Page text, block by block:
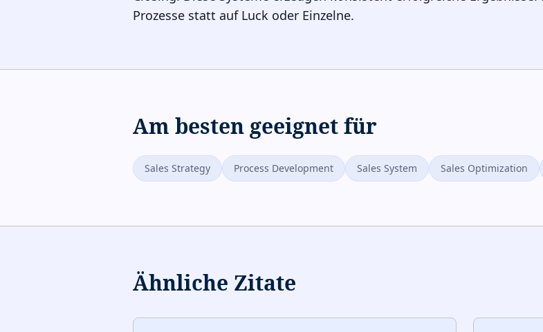
Prozesse statt auf Luck oder Einzelne.
Am besten geeignet für
Sales Strategy Process Development Sales System Sales Optimization
Ähnliche Zitate